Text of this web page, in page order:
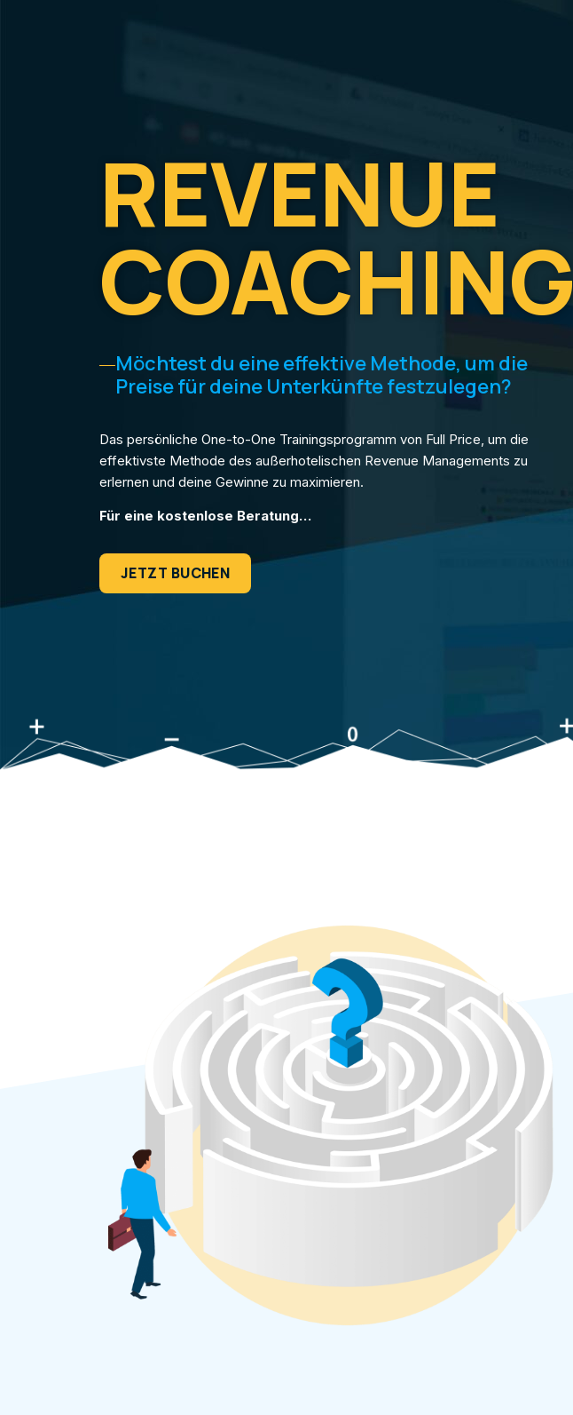
REVENUE
COACHING
Möchtest du eine effektive Methode, um die
Preise für deine Unterkünfte festzulegen?
Das persönliche One-to-One Trainingsprogramm von Full Price, um die
effektivste Methode des außerhotelischen Revenue Managements zu
erlernen und deine Gewinne zu maximieren.
Für eine kostenlose Beratung…
JETZT BUCHEN